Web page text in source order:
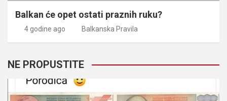
Balkan će opet ostati praznih ruku?
4 godine ago Balkanska Pravila
NE PROPUSTITE